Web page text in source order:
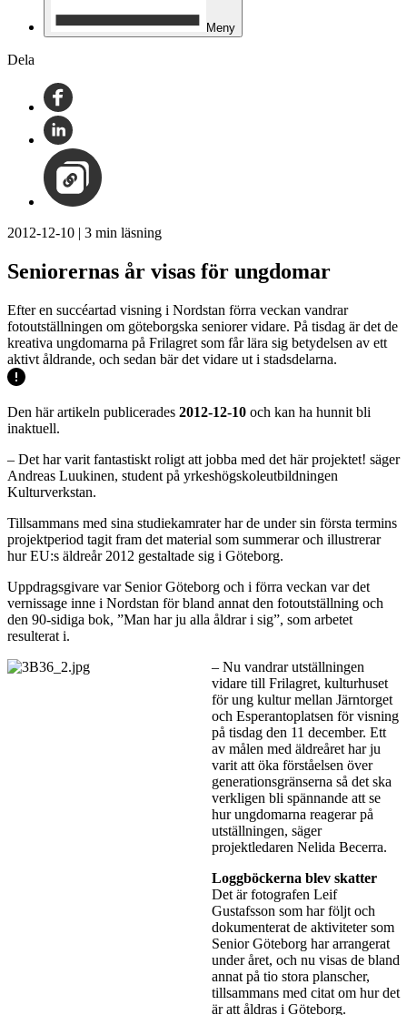
Meny
Dela
2012-12-10 | 3 min läsning
Seniorernas år visas för ungdomar
Efter en succéartad visning i Nordstan förra veckan vandrar
fotoutställningen om göteborgska seniorer vidare. På tisdag är det de
kreativa ungdomarna på Frilagret som får lära sig betydelsen av ett
aktivt åldrande, och sedan bär det vidare ut i stadsdelarna.
Den här artikeln publicerades 2012-12-10 och kan ha hunnit bli
inaktuell.
– Det har varit fantastiskt roligt att jobba med det här projektet! säger
Andreas Luukinen, student på yrkeshögskoleutbildningen
Kulturverkstan.
Tillsammans med sina studiekamrater har de under sin första termins
projektperiod tagit fram det material som summerar och illustrerar
hur EU:s äldreår 2012 gestaltade sig i Göteborg.
Uppdragsgivare var Senior Göteborg och i förra veckan var det
vernissage inne i Nordstan för bland annat den fotoutställning och
den 90-sidiga bok, ”Man har ju alla åldrar i sig”, som arbetet
resulterat i.
– Nu vandrar utställningen
vidare till Frilagret, kulturhuset
för ung kultur mellan Järntorget
och Esperantoplatsen för visning
på tisdag den 11 december. Ett
av målen med äldreåret har ju
varit att öka förståelsen över
generationsgränserna så det ska
verkligen bli spännande att se
hur ungdomarna reagerar på
utställningen, säger
projektledaren Nelida Becerra.
Loggböckerna blev skatter
Det är fotografen Leif
Gustafsson som har följt och
dokumenterat de aktiviteter som
Senior Göteborg har arrangerat
under året, och nu visas de bland
annat på tio stora planscher,
tillsammans med citat om hur det
är att åldras i Göteborg.